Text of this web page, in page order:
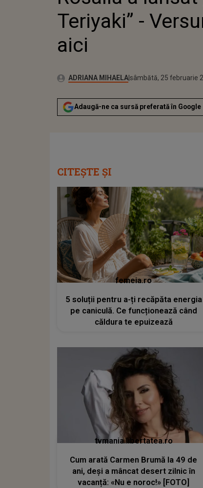
Teriyaki” -
aici
Autor:ADRIANA MIHAELAPublicat:
vineri, 25 februarie 2022
Actualizat:
sâmbătă, 25 februarie
Adaugă-ne ca sursă preferată în Google
CITEȘTE ȘI
femeia.ro
5 soluții pentru a-ți recăpăta energia
pe caniculă. Ce funcționează când
căldura te epuizează
tvmania.libertatea.ro
Cum arată Carmen Brumă la 49 de
ani, deși a mâncat desert zilnic în
vacanță: «Nu e noroc!» [FOTO]